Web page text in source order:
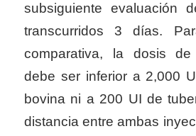
subsiguiente evaluación
transcurridos 3 días.
comparativa, la dosis
debe ser inferior a 2,000
bovina ni a 200 UI de
distancia entre ambas